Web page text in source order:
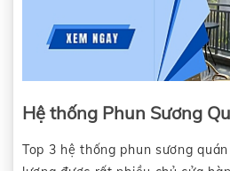
Hệ thống Phun Sương
Top 3 hệ thống phun sương